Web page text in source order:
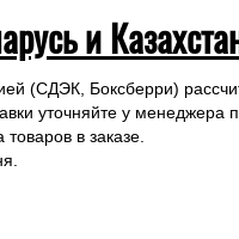
и
(СДЭК, Боксберри)
уточняйте у менеджера
в заказе.